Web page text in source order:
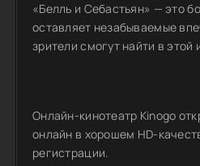
«Белль и Себастьян» — это
оставляет незабываемые
зрители смогут найти в
Онлайн-кинотеатр Kinogo
онлайн в хорошем HD-
регистрации.